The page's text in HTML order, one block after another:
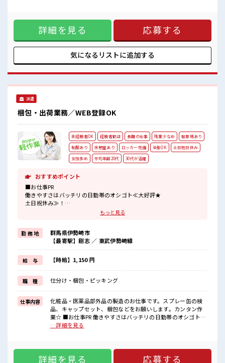
残業はほとんどなく、
定時でサクッと帰宅OK！
土日祝日お休みなのでプライベートの計画も立てやすいです♪
♪ 持ち物が多いあなたにもぴったり☆ ロッカー付き職場♪ 最
初は誰でも未経験スタート！ イチからスキルUP・ステップ
UPしていきましょう♪ 一息つける休憩スペースもあります！
■職場の雰囲気 男性女性ともにカツヤク中の職場です！ 20代
30代の方が多数活躍！ 休憩室完備！ ロッカー完備！ 残業はほ
とんどなく、 定時でサクッと帰宅OK！ 土日祝日お休みなの
詳細を見る 応募する
気になるリストに追加する
派遣
梱包・出荷業務／WEB登録OK
未経験者OK 経験者歓迎 長期の仕事 残業少なめ
駐車場あり
制服あり
休憩室あり ロッカー完備 染髪OK
土日祝日休み
女性多め
平均年齢20代 30代が活躍
おすすめポイント
■お仕事PR
働きやすさはバッチリの日勤帯のオシゴト≪大好評★
土日祝休み≫！
しっかり休んでリフレッシュできちゃう！
主婦・主夫の方もカンゲイ！
≪ミドル世代もカツヤク中≫
今までもこれからももっと活躍したいアナタにオススメ☆
≪女性が多めの職場≫
休み時間には女子トークがあふれる明るい職場です！
もちろん男性の応募もお待ちしてます♪
駐車場有でマイカー通勤にも便利☆
当社スタッフさんも多数活躍中！
■職場の雰囲気
女性多数カツヤク中の職場です！
派手すぎなければ多少のヘアカラーもOKなのはウレシイPoint☆
ロッカーあり！
もっと見る
勤 務 地
群馬県伊勢崎市
【最寄駅】剛志 ／ 東武伊勢崎線
給 与 【時給】1,150 円
職 種 仕分け・梱包・ピッキング
仕事内容
化粧品・医薬品部外品の製造のお仕事です。スプレー缶の検
品、キャップセット、梱包などをお願いします。カンタン作
業☆ ■お仕事PR 働きやすさはバッチリの日勤帯のオシゴト≪
大好評★ 土日祝休み≫！ しっかり休んでリフレッシュできち
でもこれからももっと活躍したいアナタにオススメ☆ ≪女性
が多めの職場≫ 休み時間には女子トークがあふれる明るい職
…詳細を見る
詳細を見る 応募する